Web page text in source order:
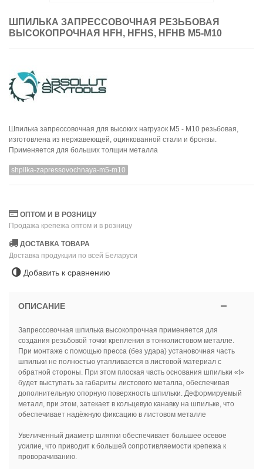
ШПИЛЬКА ЗАПРЕССОВОЧНАЯ РЕЗЬБОВАЯ
ВЫСОКОПРОЧНАЯ HFH, HFHS, HFHB M5-M10
Шпилька запрессовочная для высоких нагрузок M5 - M10 резьбовая,
изготовлена из нержавеющей, оцинкованной стали и бронзы.
Применяется для больших толщин металла
shpilka-zapressovochnaya-m5-m10
ОПТОМ И В РОЗНИЦУ
Продажа крепежа оптом и в розницу
ДОСТАВКА ТОВАРА
Доставка продукции по всей Беларуси
Добавить к сравнению
ОПИСАНИЕ
Запрессовочная шпилька высокопрочная применяется для
создания резьбовой точки крепления в тонколистовом металле.
При монтаже с помощью пресса (без удара) установочная часть
шпильки не полностью утапливается в листовой материал с
обратной стороны. При этом плоская часть основания шпильки «t»
будет выступать за габариты листового металла, обеспечивая
дополнительную опорную поверхность шпильки. Деформируемый
металл, при этом, затекает в кольцевую канавку на шпильке, что
обеспечивает надёжную фиксацию в листовом металле
Увеличенный диаметр шляпки обеспечивает большее осевое
усилие, что приводит к большей сопротивляемости крепежа к
проворачиванию.